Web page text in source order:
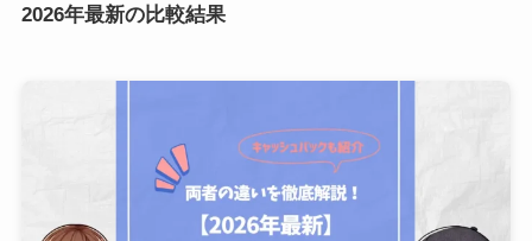
2026年最新の比較結果